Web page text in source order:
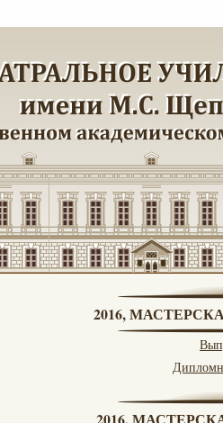
2016,